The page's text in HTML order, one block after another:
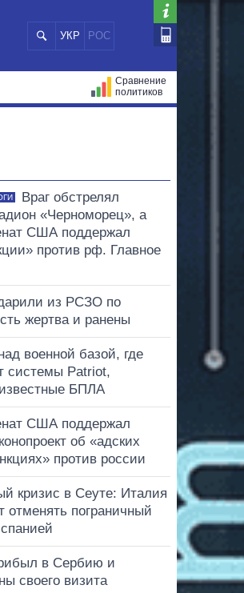
УКР РОС
Сравнение
политиков
Враг обстрелял
«Черноморец», а
США поддержал
против рф. Главное
из РСЗО по
жертва и ранены
военной базой, где
системы Patriot,
БПЛА
США поддержал
об «адских
против россии
кризис в Сеуте: Италия
отменять пограничный
в Сербию и
своего визита